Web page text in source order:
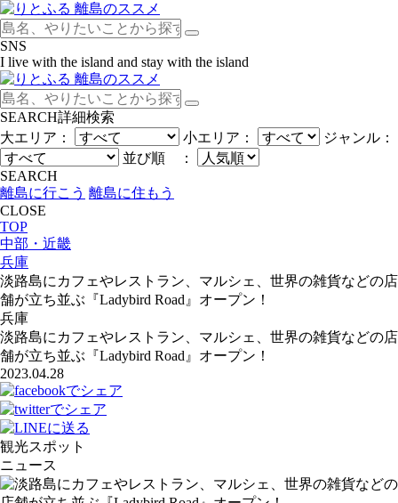
SNS
I live with the island and stay with the island
SEARCH詳細検索
大エリア：
小エリア：
ジャンル：
並び順 ：
SEARCH
離島に行こう 離島に住もう
CLOSE
TOP
中部・近畿
兵庫
淡路島にカフェやレストラン、マルシェ、世界の雑貨などの店
舗が立ち並ぶ『Ladybird Road』オープン！
兵庫
淡路島にカフェやレストラン、マルシェ、世界の雑貨などの店
舗が立ち並ぶ『Ladybird Road』オープン！
2023.04.28
観光スポット
ニュース